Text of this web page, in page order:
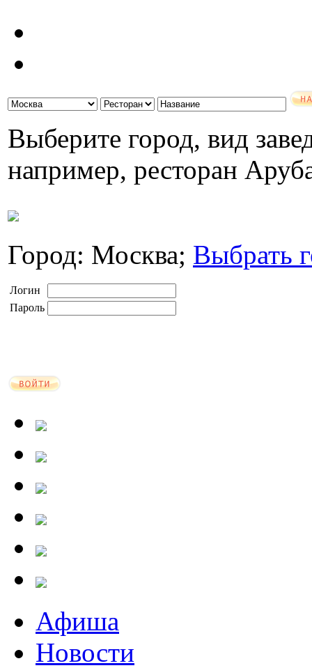
Выберите город, вид
например, ресторан
Город: Москва; Выбрать
Логин
Пароль
Афиша
Новости